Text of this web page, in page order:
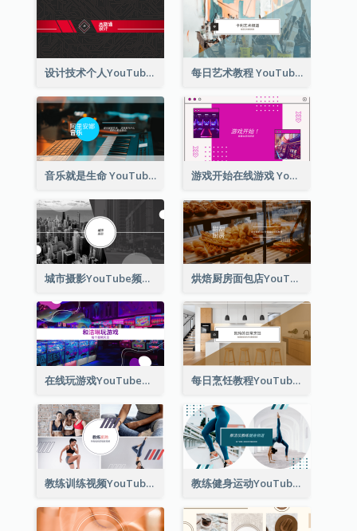
设计技术个人YouTube频道图片 每日艺术教程 YouTube 频道图片
音乐就是生命 YouTube 频道图片 游戏开始在线游戏 YouTube 频道图片
城市摄影YouTube频道图片 烘焙厨房面包店YouTube频道图片
在线玩游戏YouTube频道图片 每日烹饪教程YouTube频道图片
教练训练视频YouTube频道图片 教练健身运动YouTube频道图片